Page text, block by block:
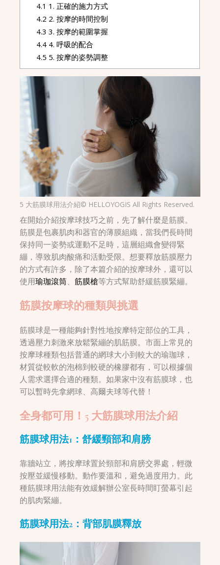
4.1 1. 正確的施力方式
4.2 2. 按摩的時間控制
4.3 3. 按摩的範圍掌握
4.4 4. 呼吸的配合
4.5 5. 按摩的姿勢調整
5 大筋膜球用法介紹© HELLOYOGIS All Rights Reserved.
在開始介紹按摩球技巧之前，先了解什麼是筋膜。
筋膜是包裹肌肉和器官的薄膜組織，當我們長時間
保持同一姿勢或運動不足時，這層組織會變得緊
繃，導致肌肉酸痛和活動受限。想要釋放筋膜壓力
的方式有許多，除了本篇介紹的按摩球外，還可以
使用瑜珈滾筒、筋膜槍等方式幫助舒緩筋膜緊繃。
筋膜按摩球的種類與挑選
筋膜球是一種能夠針對性地按摩特定部位的工具，
透過壓力刺激來放鬆緊繃的肌筋膜。市面上常見的
按摩球種類包括普通的網球大小到較大的瑜珈球，
材質從較軟的泡棉到較硬的橡膠都有，可以根據個
人需求選擇合適的種類。如果家中沒有筋膜球，也
可以暫時先拿網球、高爾夫球等代替！
全身都可用！5 大筋膜球用法介紹
筋膜球用法1：舒緩頸部和肩膀
靠牆站立，將按摩球置於頸部和肩膀交界處，輕微
按壓並緩慢移動。動作要溫和，避免過度用力。此
種筋膜球用法能有效緩解辦公室長時間盯螢幕引起
的肌肉緊繃。
筋膜球用法2：背部肌膜釋放